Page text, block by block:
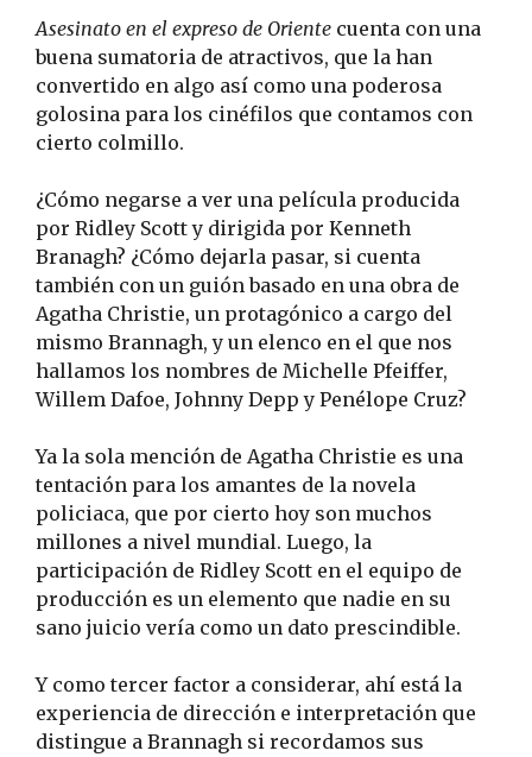
Asesinato en el expreso de Oriente cuenta con una
buena sumatoria de atractivos, que la han
convertido en algo así como una poderosa
golosina para los cinéfilos que contamos con
cierto colmillo.
¿Cómo negarse a ver una película producida
por Ridley Scott y dirigida por Kenneth
Branagh? ¿Cómo dejarla pasar, si cuenta
también con un guión basado en una obra de
Agatha Christie, un protagónico a cargo del
mismo Brannagh, y un elenco en el que nos
hallamos los nombres de Michelle Pfeiffer,
Willem Dafoe, Johnny Depp y Penélope Cruz?
Ya la sola mención de Agatha Christie es una
tentación para los amantes de la novela
policiaca, que por cierto hoy son muchos
millones a nivel mundial. Luego, la
participación de Ridley Scott en el equipo de
producción es un elemento que nadie en su
sano juicio vería como un dato prescindible.
Y como tercer factor a considerar, ahí está la
experiencia de dirección e interpretación que
distingue a Brannagh si recordamos sus